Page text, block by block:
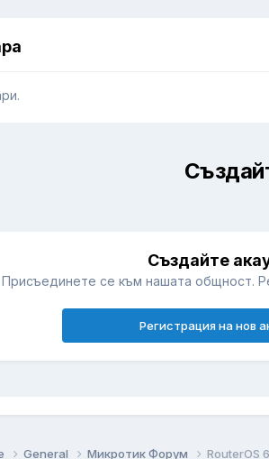
Създайте
Присъединете се към нашата общност.
Регистрация на нов
General Микротик Форум RouterOS